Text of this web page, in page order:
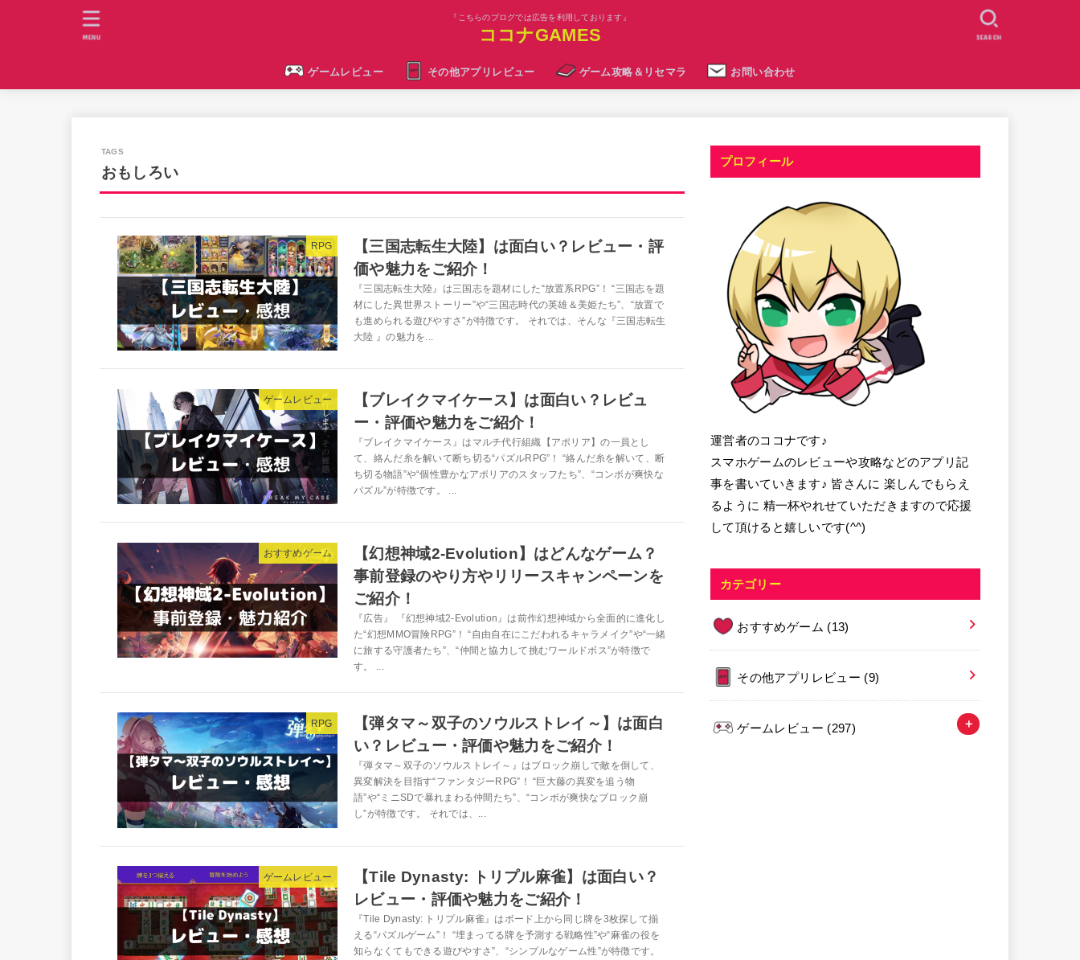
『こちらのブログでは広告を利用しております』
ココナGAMES
ゲームレビュー その他アプリレビュー ゲーム攻略＆リセマラ お問い合わせ
SEARCH
MENU
おもしろい
RPG
【三国志転生大陸】は面白い？レビュー・評
価や魅力をご紹介！
『三国志転生大陸』は三国志を題材にした“放置系RPG”！ “三国志を題
材にした異世界ストーリー”や“三国志時代の英雄＆美姫たち”、“放置で
も進められる遊びやすさ”が特徴です。 それでは、そんな『三国志転生
大陸 』の魅力を...
ゲームレビュー
【ブレイクマイケース】は面白い？レビュ
ー・評価や魅力をご紹介！
『ブレイクマイケース』はマルチ代行組織【アポリア】の一員とし
て、絡んだ糸を解いて断ち切る“パズルRPG”！ “絡んだ糸を解いて、断
ち切る物語”や“個性豊かなアポリアのスタッフたち”、“コンボが爽快な
パズル”が特徴です。 ...
おすすめゲーム
【幻想神域2-Evolution】はどんなゲーム？
事前登録のやり方やリリースキャンペーンを
ご紹介！
『広告』 『幻想神域2-Evolution』は前作幻想神域から全面的に進化し
た“幻想MMO冒険RPG”！ “自由自在にこだわれるキャラメイク”や“一緒
に旅する守護者たち”、“仲間と協力して挑むワールドボス”が特徴で
す。 ...
RPG
【弾タマ～双子のソウルストレイ～】は面白
い？レビュー・評価や魅力をご紹介！
『弾タマ～双子のソウルストレイ～』はブロック崩しで敵を倒して、
異変解決を目指す“ファンタジーRPG”！ “巨大藤の異変を追う物
語”や“ミニSDで暴れまわる仲間たち”、“コンボが爽快なブロック崩
し”が特徴です。 それでは、...
ゲームレビュー
【Tile Dynasty: トリプル麻雀】は面白い？
レビュー・評価や魅力をご紹介！
『Tile Dynasty: トリプル麻雀』はボード上から同じ牌を3枚探して揃
える“パズルゲーム”！ “埋まってる牌を予測する戦略性”や“麻雀の役を
知らなくてもできる遊びやすさ”、“シンプルなゲーム性”が特徴です。
プロフィール
運営者のココナです♪
スマホゲームのレビューや攻略などのアプリ記
事を書いていきます♪ 皆さんに 楽しんでもらえ
るように 精一杯やれせていただきますので応援
して頂けると嬉しいです(^^)
カテゴリー
おすすめゲーム (13)
その他アプリレビュー (9)
ゲームレビュー (297)